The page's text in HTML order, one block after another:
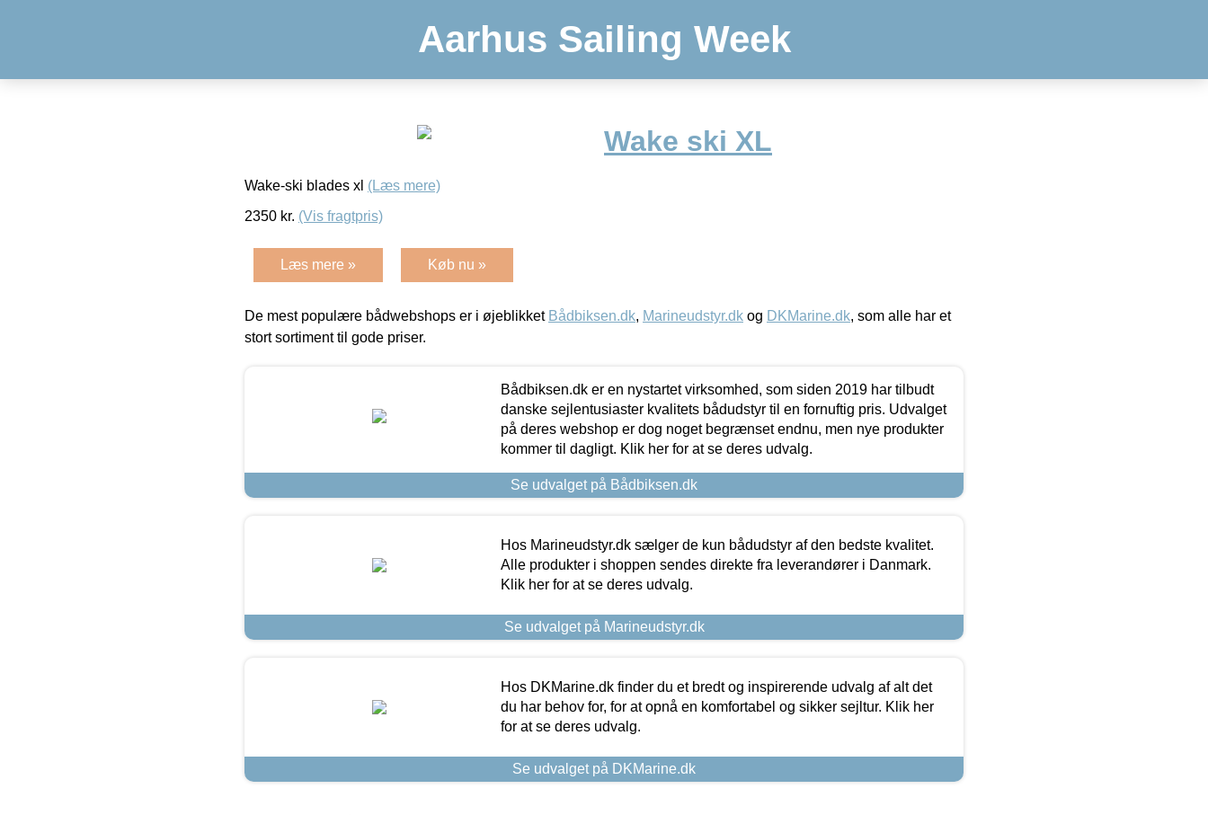
Aarhus Sailing Week
Wake ski XL
Wake-ski blades xl (Læs mere)
2350 kr. (Vis fragtpris)
Læs mere » Køb nu »
De mest populære bådwebshops er i øjeblikket Bådbiksen.dk, Marineudstyr.dk og DKMarine.dk, som alle har et
stort sortiment til gode priser.
Bådbiksen.dk er en nystartet virksomhed, som siden 2019 har tilbudt
danske sejlentusiaster kvalitets bådudstyr til en fornuftig pris. Udvalget
på deres webshop er dog noget begrænset endnu, men nye produkter
kommer til dagligt. Klik her for at se deres udvalg.
Se udvalget på Bådbiksen.dk
Hos Marineudstyr.dk sælger de kun bådudstyr af den bedste kvalitet.
Alle produkter i shoppen sendes direkte fra leverandører i Danmark.
Klik her for at se deres udvalg.
Se udvalget på Marineudstyr.dk
Hos DKMarine.dk finder du et bredt og inspirerende udvalg af alt det
du har behov for, for at opnå en komfortabel og sikker sejltur. Klik her
for at se deres udvalg.
Se udvalget på DKMarine.dk